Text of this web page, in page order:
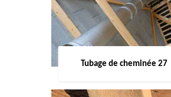
Tubage de cheminée 27